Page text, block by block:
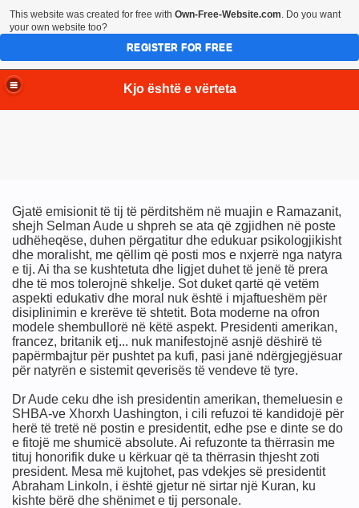
Kjo është e vërteta
Gjatë emisionit të tij të përditshëm në muajin e Ramazanit,
shejh Selman Aude u shpreh se ata që zgjidhen në poste
udhëheqëse, duhen përgatitur dhe edukuar psikologjikisht
dhe moralisht, me qëllim që posti mos e nxjerrë nga natyra
e tij. Ai tha se kushtetuta dhe ligjet duhet të jenë të prera
dhe të mos tolerojnë shkelje. Sot duket qartë që vetëm
aspekti edukativ dhe moral nuk është i mjaftueshëm për
disiplinimin e krerëve të shtetit. Bota moderne na ofron
modele shembullorë në këtë aspekt. Presidenti amerikan,
francez, britanik etj... nuk manifestojnë asnjë dëshirë të
papërmbajtur për pushtet pa kufi, pasi janë ndërgjegjësuar
për natyrën e sistemit qeverisës të vendeve të tyre.
Dr Aude ceku dhe ish presidentin amerikan, themeluesin e
SHBA-ve Xhorxh Uashington, i cili refuzoi të kandidojë për
herë të tretë në postin e presidentit, edhe pse e dinte se do
e fitojë me shumicë absolute. Ai refuzonte ta thërrasin me
tituj honorifik duke u kërkuar që ta thërrasin thjesht zoti
president. Mesa më kujtohet, pas vdekjes së presidentit
Abraham Linkoln, i është gjetur në sirtar një Kuran, ku
kishte bërë dhe shënimet e tij personale.
This website was created for free with Own-Free-Website.com. Do you want
your own website too?
REGISTER FOR FREE